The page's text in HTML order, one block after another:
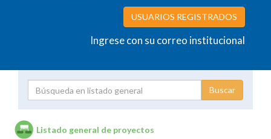
USUARIOS REGISTRADOS
Ingrese con su correo institucional
Listado general de proyectos